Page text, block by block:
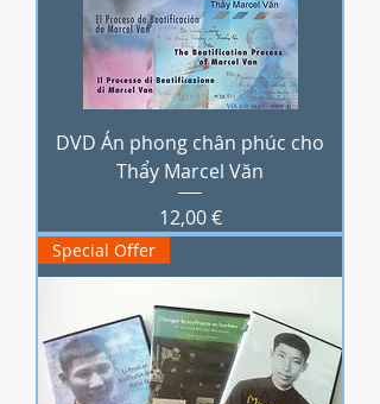
DVD Án phong chân phúc cho
Thẩy Marcel Văn
Prix
12,00 €
Special Offer